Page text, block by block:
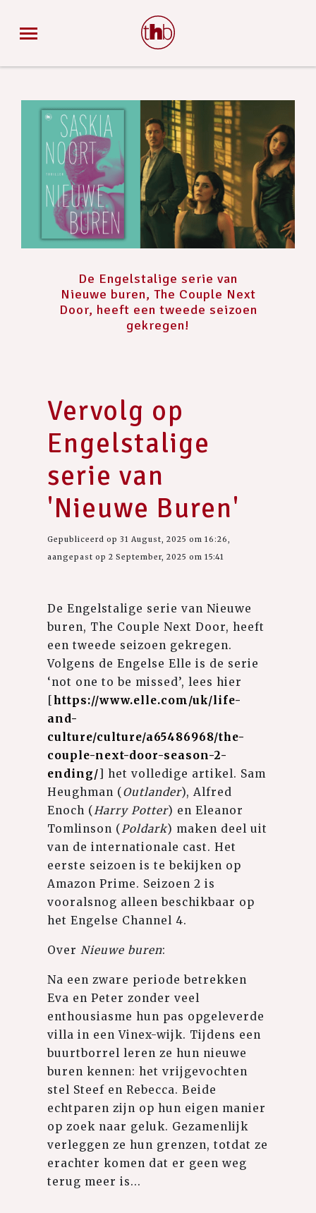
De Engelstalige serie van
Nieuwe buren, The Couple Next
Door, heeft een tweede seizoen
gekregen!
Vervolg op
Engelstalige
serie van
'Nieuwe Buren'
Gepubliceerd op 31 August, 2025 om 16:26,
aangepast op 2 September, 2025 om 15:41
De Engelstalige serie van Nieuwe
buren, The Couple Next Door, heeft
een tweede seizoen gekregen.
Volgens de Engelse Elle is de serie
‘not one to be missed’, lees hier
[https://www.elle.com/uk/life-
and-
culture/culture/a65486968/the-
couple-next-door-season-2-
ending/] het volledige artikel. Sam
Heughman (Outlander), Alfred
Enoch ( Harry Potter) en Eleanor
Tomlinson ( Poldark) maken deel uit
van de internationale cast. Het
eerste seizoen is te bekijken op
Amazon Prime. Seizoen 2 is
vooralsnog alleen beschikbaar op
het Engelse Channel 4.
Over Nieuwe buren:
Na een zware periode betrekken
Eva en Peter zonder veel
enthousiasme hun pas opgeleverde
villa in een Vinex-wijk. Tijdens een
buurtborrel leren ze hun nieuwe
buren kennen: het vrijgevochten
stel Steef en Rebecca. Beide
echtparen zijn op hun eigen manier
op zoek naar geluk. Gezamenlijk
verleggen ze hun grenzen, totdat ze
erachter komen dat er geen weg
terug meer is...